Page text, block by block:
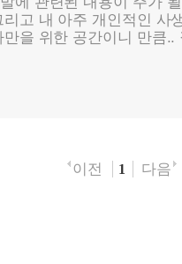
고 내 아주 개인적인 사
을 위한 공간이니 만큼..
이전 1 다음